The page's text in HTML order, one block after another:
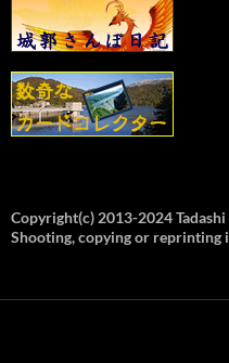
Copyright(c) 2013-2024
Shooting, copying or